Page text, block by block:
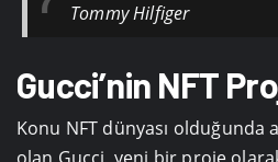
Tommy Hilfiger
Gucci’nin NFT
Konu NFT dünyası